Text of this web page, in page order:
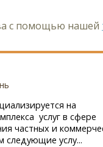
с помощью нашей
на
услуг в сфере
частных и
следующие услу...